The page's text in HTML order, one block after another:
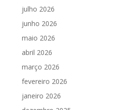
julho 2026
junho 2026
maio 2026
abril 2026
março 2026
fevereiro 2026
janeiro 2026